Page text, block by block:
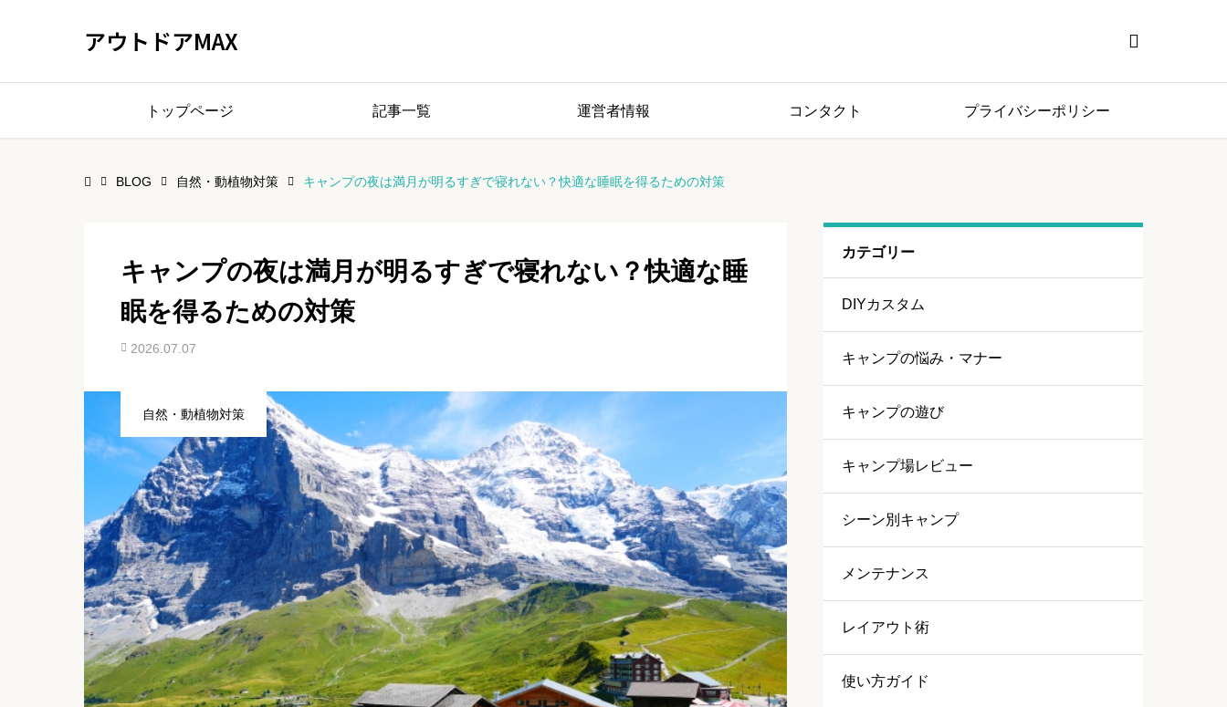
アウトドアMAX 
トップページ 記事一覧 運営者情報 コンタクト プライバシーポリシー
BLOG 自然・動植物対策 キャンプの夜は満月が明るすぎで寝れない？快適な睡眠を得るための対策
キャンプの夜は満月が明るすぎで寝れない？快適な睡
眠を得るための対策
2026.07.07
自然・動植物対策
カテゴリー
DIYカスタム
キャンプの悩み・マナー
キャンプの遊び
キャンプ場レビュー
シーン別キャンプ
メンテナンス
レイアウト術
使い方ガイド